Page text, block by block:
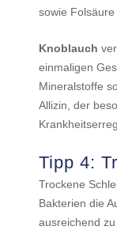
sowie Folsäure
Knoblauch
einmaligen
Mineralstoffe
Allizin, der
Tipp 4:
Trockene
Bakterien die
ausreichend